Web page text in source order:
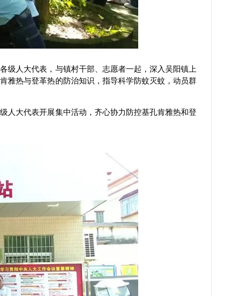
人大代表，与镇村干部、志愿者一起，深入吴阳镇上
雅热与登革热的防治知识，指导科学防蚊灭蚊，动员群
大代表开展集中活动，齐心协力防控基孔肯雅热和登